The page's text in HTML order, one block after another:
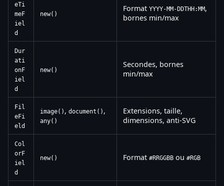
eTi
meF
iel
d
new()
Format YYYY-MM-DDTHH:MM,
bornes min/max
Dur
ati
onF
iel
d
new()
Secondes, bornes
min/max
Fil
eFi
eld
image() , document() ,
any()
Extensions, taille,
dimensions, anti-SVG
Col
orF
iel
d
new() Format #RRGGBB ou #RGB